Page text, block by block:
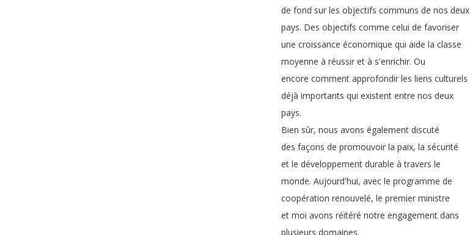
de fond sur les objectifs communs de nos deux
pays. Des objectifs comme celui de favoriser
une croissance économique qui aide la classe
moyenne à réussir et à s'enrichir. Ou
encore comment approfondir les liens culturels
déjà importants qui existent entre nos deux
pays.
Bien sûr, nous avons également discuté
des façons de promouvoir la paix, la sécurité
et le développement durable à travers le
monde. Aujourd'hui, avec le programme de
coopération renouvelé, le premier ministre
et moi avons réitéré notre engagement dans
plusieurs domaines.